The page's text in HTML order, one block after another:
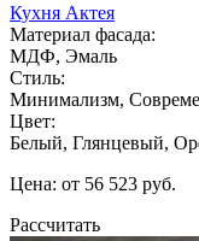
Кухня Актея
Материал фасада:
МДФ, Эмаль
Стиль:
Минимализм,
Цвет:
Белый, Глянцевый,
Цена: от 56 523 руб.
Рассчитать